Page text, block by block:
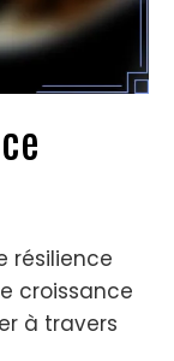
résilience
croissance
à travers